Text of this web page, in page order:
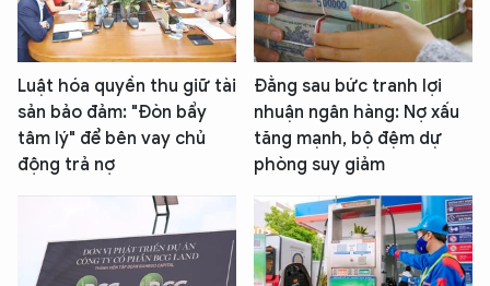
Luật hóa quyền thu giữ tài
sản bảo đảm: "Đòn bẩy
tâm lý" để bên vay chủ
động trả nợ
Đằng sau bức tranh lợi
nhuận ngân hàng: Nợ xấu
tăng mạnh, bộ đệm dự
phòng suy giảm